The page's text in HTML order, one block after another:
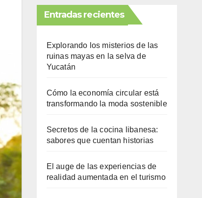
Entradas recientes
Explorando los misterios de las
ruinas mayas en la selva de
Yucatán
Cómo la economía circular está
transformando la moda sostenible
Secretos de la cocina libanesa:
sabores que cuentan historias
El auge de las experiencias de
realidad aumentada en el turismo